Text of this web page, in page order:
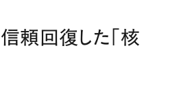
頼回復した「核